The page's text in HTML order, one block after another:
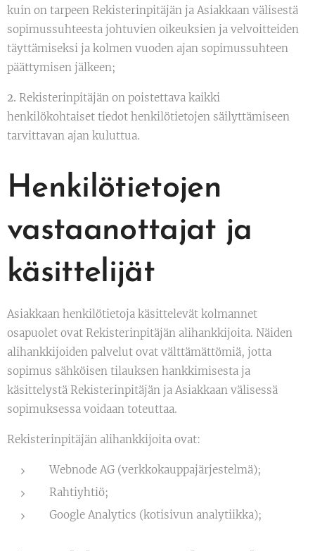
kuin on tarpeen Rekisterinpitäjän ja Asiakkaan välisestä
sopimussuhteesta johtuvien oikeuksien ja velvoitteiden
täyttämiseksi ja kolmen vuoden ajan sopimussuhteen
päättymisen jälkeen;
2. Rekisterinpitäjän on poistettava kaikki
henkilökohtaiset tiedot henkilötietojen säilyttämiseen
tarvittavan ajan kuluttua.
Henkilötietojen
vastaanottajat ja
käsittelijät
Asiakkaan henkilötietoja käsittelevät kolmannet
osapuolet ovat Rekisterinpitäjän alihankkijoita. Näiden
alihankkijoiden palvelut ovat välttämättömiä, jotta
sopimus sähköisen tilauksen hankkimisesta ja
käsittelystä Rekisterinpitäjän ja Asiakkaan välisessä
sopimuksessa voidaan toteuttaa.
Rekisterinpitäjän alihankkijoita ovat:
Webnode AG (verkkokauppajärjestelmä);
Rahtiyhtiö;
Google Analytics (kotisivun analytiikka);